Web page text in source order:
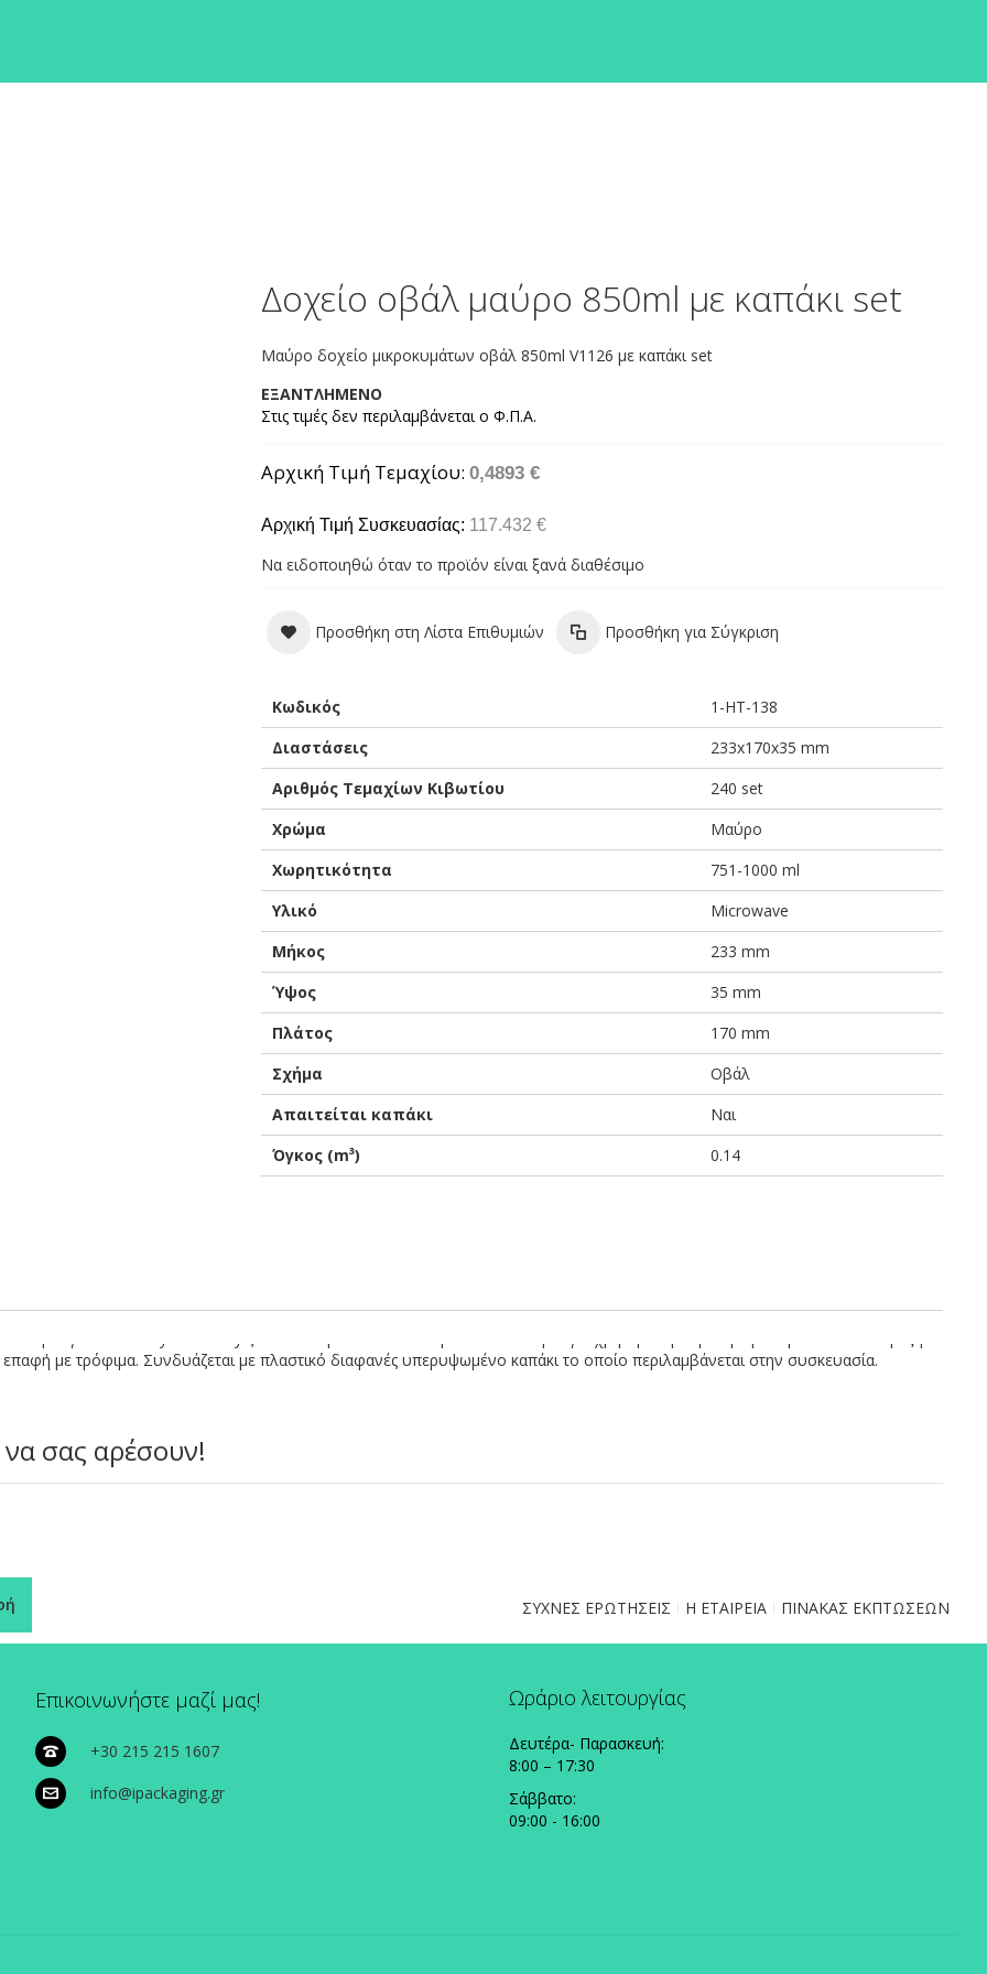
Δοχείο οβάλ μαύρο 850ml με καπάκι set
Μαύρο δοχείο μικροκυμάτων οβάλ 850ml V1126 με καπάκι set
ΕΞΑΝΤΛΗΜΕΝΟ
Αρχική Τιμή Τεμαχίου 0,4893 €
Αρχική Τιμή Συσκευασίας: 117.432 €
Να ειδοποιηθώ όταν το προϊόν είναι ξανά διαθέσιμο
Προσθήκη στη Λίστα Επιθυμιών Προσθήκη για Σύγκριση
Περισσότερες
Πληροφορίες
Κωδικός
1-HT-138
Διαστάσεις
233x170x35 mm
Αριθμός Τεμαχίων Κιβωτίου
240 set
Χρώμα
Μαύρο
Χωρητικότητα
751-1000 ml
Υλικό
Microwave
Μήκος
233 mm
Ύψος
35 mm
Πλάτος
170 mm
Σχήμα
Οβάλ
Απαιτείται καπάκι
Ναι
Όγκος (m³)
0.14
επαφή με τρόφιμα. Συνδυάζεται με πλαστικό διαφανές υπερυψωμένο καπάκι το οποίο περιλαμβάνεται στην συσκευασία.
σας αρέσουν!
ΣΥΧΝΕΣ ΕΡΩΤΗΣΕΙΣ Η ΕΤΑΙΡΕΙΑ ΠΙΝΑΚΑΣ ΕΚΠΤΩΣΕΩΝ
Επικοινωνήστε μαζί μας!
+30 215 215 1607
info@ipackaging.gr
Ωράριο λειτουργίας
Δευτέρα- Παρασκευή:
8:00 – 17:30
Σάββατο:
09:00 - 16:00